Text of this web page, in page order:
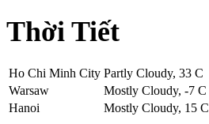
Thời Tiết
Ho Chi Minh City Partly Cloudy, 33 C
Warsaw
Mostly Cloudy, -7 C
Hanoi
Mostly Cloudy, 15 C